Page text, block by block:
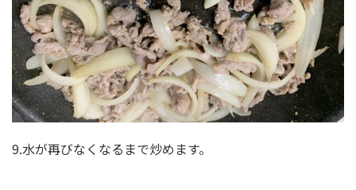
9.水が再びなくなるまで炒めます。